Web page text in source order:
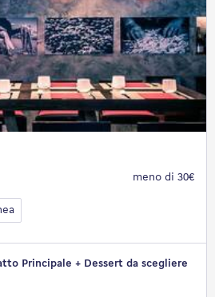
meno di 30€
Principale + Dessert da scegliere